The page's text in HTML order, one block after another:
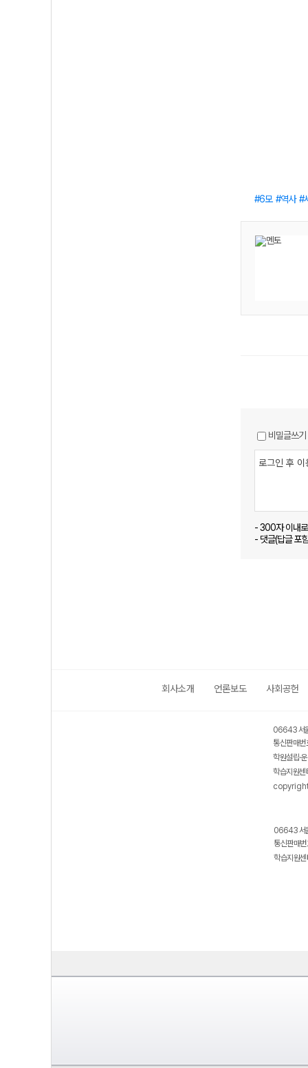
6모 역사
비밀글쓰기
- 300자 이내
- 댓글(답글 포
회사소개 언론보도 사회공헌
06643 서
통신판매
학원설립·
학습지원
06643 서
통신판매
학습지원